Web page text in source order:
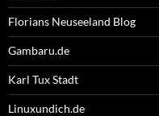
Florians Neuseeland Blog
Gambaru.de
Karl Tux Stadt
Linuxundich.de